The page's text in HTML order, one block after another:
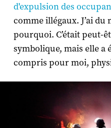
d'expulsion des
comme illégaux. J’ai
pourquoi. C’était peut-
symbolique, mais elle a
compris pour moi,